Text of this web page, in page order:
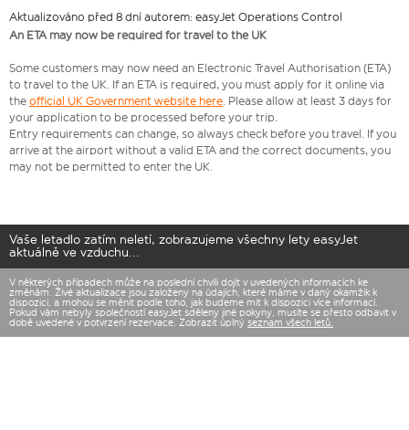
Aktualizováno před 8 dní autorem: easyJet Operations Control
An ETA may now be required for travel to the UK
Some customers may now need an Electronic Travel Authorisation (ETA)
to travel to the UK. If an ETA is required, you must apply for it online via
the official UK Government website here. Please allow at least 3 days for
your application to be processed before your trip.
Entry requirements can change, so always check before you travel. If you
arrive at the airport without a valid ETA and the correct documents, you
may not be permitted to enter the UK.
Vaše letadlo zatím neletí, zobrazujeme všechny lety easyJet
aktuálně ve vzduchu...
V některých případech může na poslední chvíli dojít v uvedených informacích ke
změnám. Živé aktualizace jsou založeny na údajích, které máme v daný okamžik k
dispozici, a mohou se měnit podle toho, jak budeme mít k dispozici více informací.
Pokud vám nebyly společností easyJet sděleny jiné pokyny, musíte se přesto odbavit v
době uvedené v potvrzení rezervace. Zobrazit úplný seznam všech letů.